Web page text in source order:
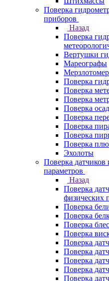
Поверка
приборов
Назад
Поверка
Вертушки
Мареографы
Поверка
Поверка
Поверка
Поверка
Поверка
Поверка
Поверка
Поверка
Эхолоты
Поверка датчиков
параметров
Назад
Поверка
физических
Поверка
Поверка
Поверка
Поверка
Поверка
Поверка
Поверка
Поверка
Поверка